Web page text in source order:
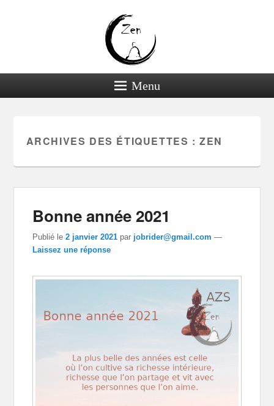
Menu
ARCHIVES DES ÉTIQUETTES :ZEN
Bonne année 2021
Publié le2 janvier 2021 par jobrider@gmail.com —
Laissez une réponse